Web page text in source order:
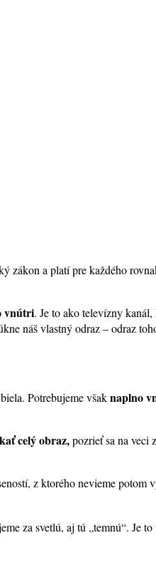
zákon a platí pre každého
vnútri. Je to ako televízny
náš vlastný odraz – odraz
Potrebujeme všaknaplno
celý obraz,pozrieť sa na veci
z ktorého nevieme
za svetlú, aj tú „temnú“. Je